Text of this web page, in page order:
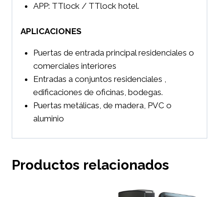
APP: TTlock / TTlock hotel.
APLICACIONES
Puertas de entrada principal residenciales o
comerciales interiores
Entradas a conjuntos residenciales ,
edificaciones de oficinas, bodegas.
Puertas metálicas, de madera, PVC o
aluminio
Productos relacionados